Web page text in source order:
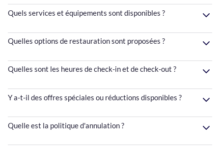
Quels services et équipements sont disponibles ?
Quelles options de restauration sont proposées ?
Quelles sont les heures de check-in et de check-out ?
Y a-t-il des offres spéciales ou réductions disponibles ?
Quelle est la politique d'annulation ?